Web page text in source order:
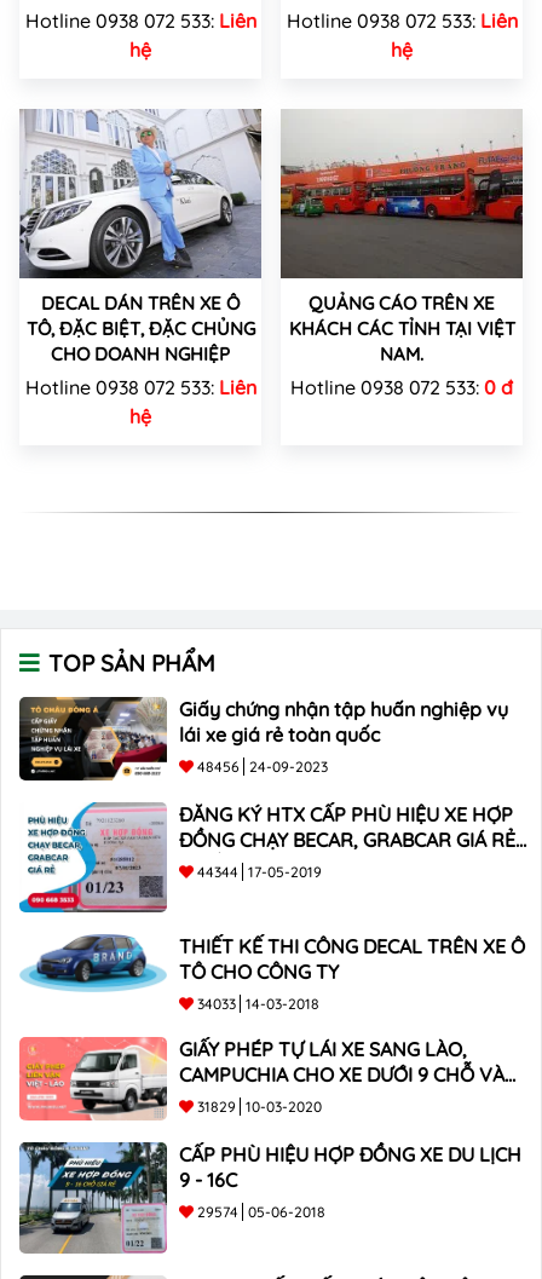
Hotline 0938 072 533: Liên
hệ
Hotline 0938 072 533: Liên
hệ
DECAL DÁN TRÊN XE Ô
TÔ, ĐẶC BIỆT, ĐẶC CHỦNG
CHO DOANH NGHIỆP
Hotline 0938 072 533: Liên
hệ
QUẢNG CÁO TRÊN XE
KHÁCH CÁC TỈNH TẠI VIỆT
NAM.
Hotline 0938 072 533: 0 đ
TOP SẢN PHẨM
Giấy chứng nhận tập huấn nghiệp vụ
lái xe giá rẻ toàn quốc
48456 24-09-2023
ĐĂNG KÝ HTX CẤP PHÙ HIỆU XE HỢP
ĐỒNG CHẠY BECAR, GRABCAR GIÁ RẺ
NHẤT
44344 17-05-2019
THIẾT KẾ THI CÔNG DECAL TRÊN XE Ô
TÔ CHO CÔNG TY
34033 14-03-2018
GIẤY PHÉP TỰ LÁI XE SANG LÀO,
CAMPUCHIA CHO XE DƯỚI 9 CHỖ VÀ
XE BÁN TẢI
31829 10-03-2020
CẤP PHÙ HIỆU HỢP ĐỒNG XE DU LỊCH
9 - 16C
29574 05-06-2018